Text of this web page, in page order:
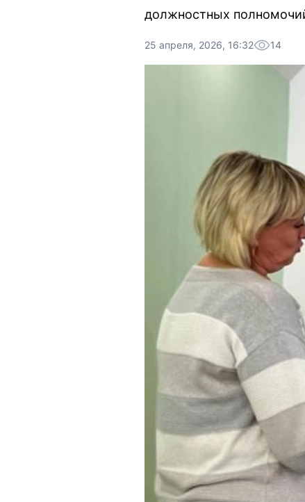
должностных
25 апреля, 2026, 16:32 14